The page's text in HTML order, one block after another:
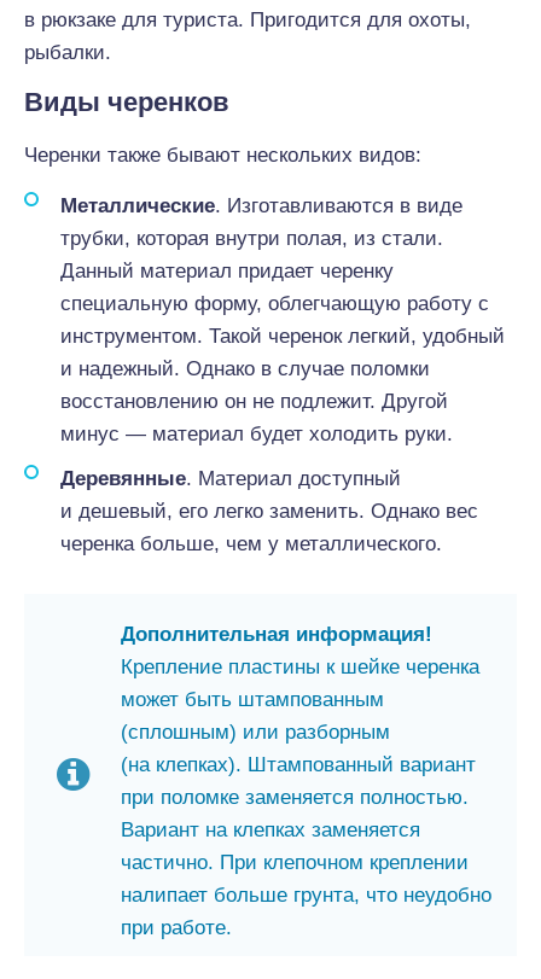
в рюкзаке для туриста. Пригодится для охоты,
рыбалки.
Виды черенков
Черенки также бывают нескольких видов:
Металлические. Изготавливаются в виде
трубки, которая внутри полая, из стали.
Данный материал придает черенку
специальную форму, облегчающую работу с
инструментом. Такой черенок легкий, удобный
и надежный. Однако в случае поломки
восстановлению он не подлежит. Другой
минус — материал будет холодить руки.
Деревянные. Материал доступный
и дешевый, его легко заменить. Однако вес
черенка больше, чем у металлического.
Дополнительная информация!
Крепление пластины к шейке черенка
может быть штампованным
(сплошным) или разборным
(на клепках). Штампованный вариант
при поломке заменяется полностью.
Вариант на клепках заменяется
частично. При клепочном креплении
налипает больше грунта, что неудобно
при работе.